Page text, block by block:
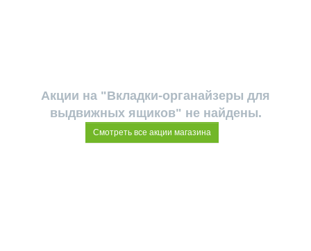
Акции на "Вкладки-органайзеры для
выдвижных ящиков" не найдены.
Смотреть все акции магазина